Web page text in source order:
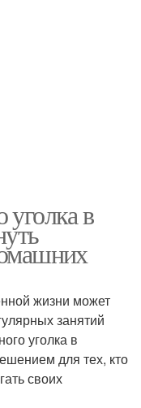
уголка в
жизни может
занятий
уголка в
для тех, кто
своих